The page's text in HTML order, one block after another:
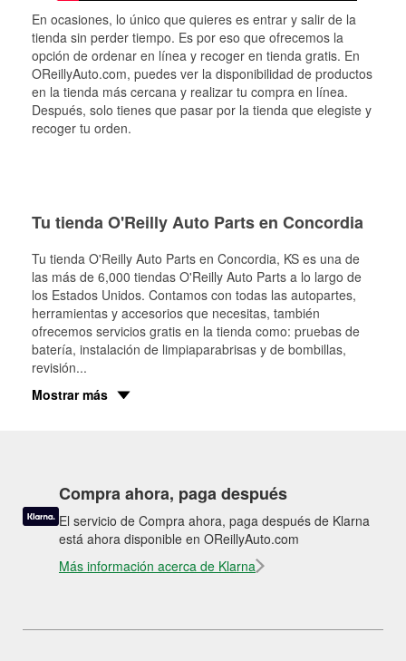
En ocasiones, lo único que quieres es entrar y salir de la
tienda sin perder tiempo. Es por eso que ofrecemos la
opción de ordenar en línea y recoger en tienda gratis. En
OReillyAuto.com, puedes ver la disponibilidad de productos
en la tienda más cercana y realizar tu compra en línea.
Después, solo tienes que pasar por la tienda que elegiste y
recoger tu orden.
Tu tienda O'Reilly Auto Parts en Concordia
Tu tienda O'Reilly Auto Parts en Concordia, KS es una de
las más de 6,000 tiendas O'Reilly Auto Parts a lo largo de
los Estados Unidos. Contamos con todas las autopartes,
herramientas y accesorios que necesitas, también
ofrecemos servicios gratis en la tienda como: pruebas de
batería, instalación de limpiaparabrisas y de bombillas,
revisión...
Mostrar más
Compra ahora, paga después
El servicio de Compra ahora, paga después de Klarna
está ahora disponible en OReillyAuto.com
Más información acerca de Klarna